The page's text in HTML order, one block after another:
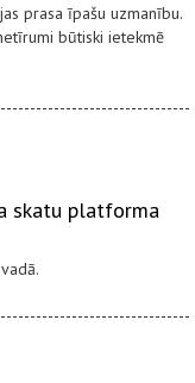
prasa īpašu uzmanību.
būtiski ietekmē
skatu platforma